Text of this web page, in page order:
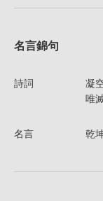
名言錦句
詩詞
凝
唯
名言 乾